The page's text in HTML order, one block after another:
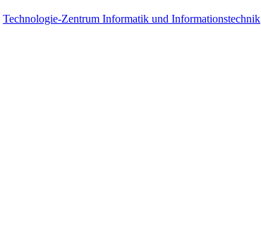
Technologie-Zentrum Informatik und Informationstechnik